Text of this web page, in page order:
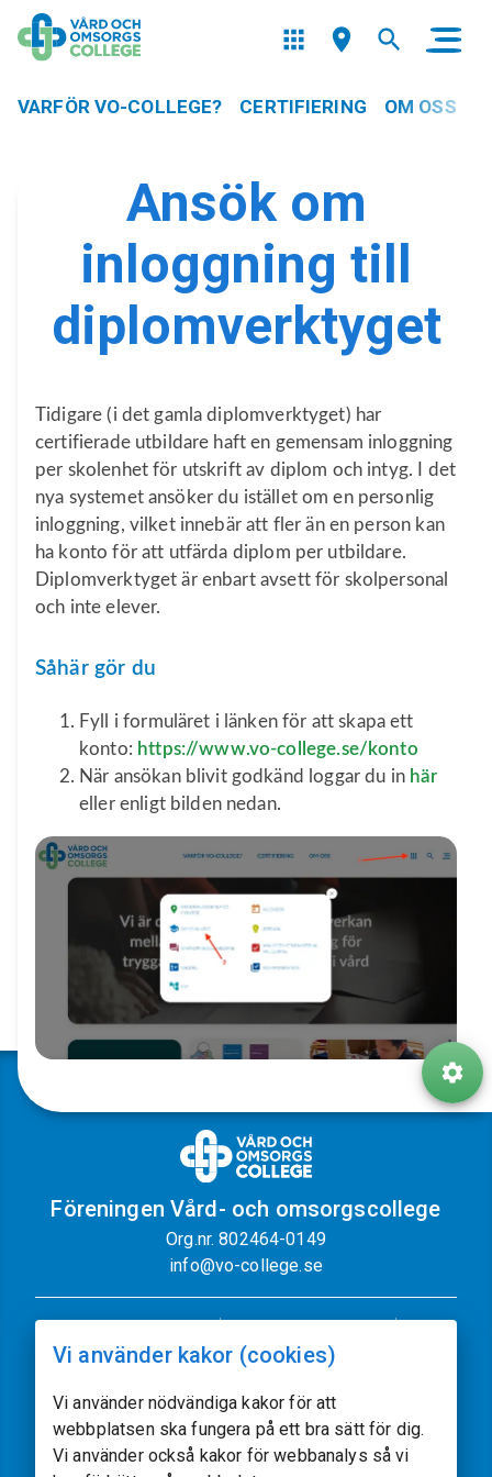
VARFÖR VO-COLLEGE? CERTIFIERING OM OSS
Ansök om
inloggning till
diplomverktyget
Tidigare (i det gamla diplomverktyget) har
certifierade utbildare haft en gemensam inloggning
per skolenhet för utskrift av diplom och intyg. I det
nya systemet ansöker du istället om en personlig
inloggning, vilket innebär att fler än en person kan
ha konto för att utfärda diplom per utbildare.
Diplomverktyget är enbart avsett för skolpersonal
och inte elever.
Såhär gör du
Fyll i formuläret i länken för att skapa ett
konto: https://www.vo-college.se/konto
När ansökan blivit godkänd loggar du in här
eller enligt bilden nedan.
Föreningen Vård- och omsorgscollege
Org.nr. 802464-0149
info@vo-college.se
Sajtkarta
Följ oss
Vi använder kakor (cookies)
Vi använder nödvändiga kakor för att
webbplatsen ska fungera på ett bra sätt för dig.
Vi använder också kakor för webbanalys så vi